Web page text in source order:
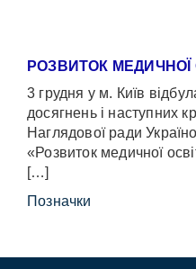
РОЗВИТОК МЕДИЧНОЇ
3 грудня у м. Київ
досягнень і наступних
Наглядової ради
«Розвиток медичної
[…]
Позначки